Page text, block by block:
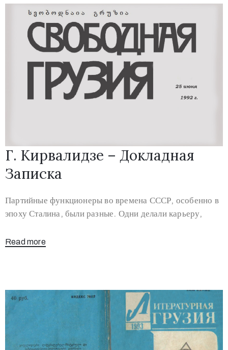
Г. Кирвалидзе – Докладная
Записка
Партийные функционеры во времена СССР, особенно в
эпоху Сталина, были разные. Одни делали карьеру,
Read more